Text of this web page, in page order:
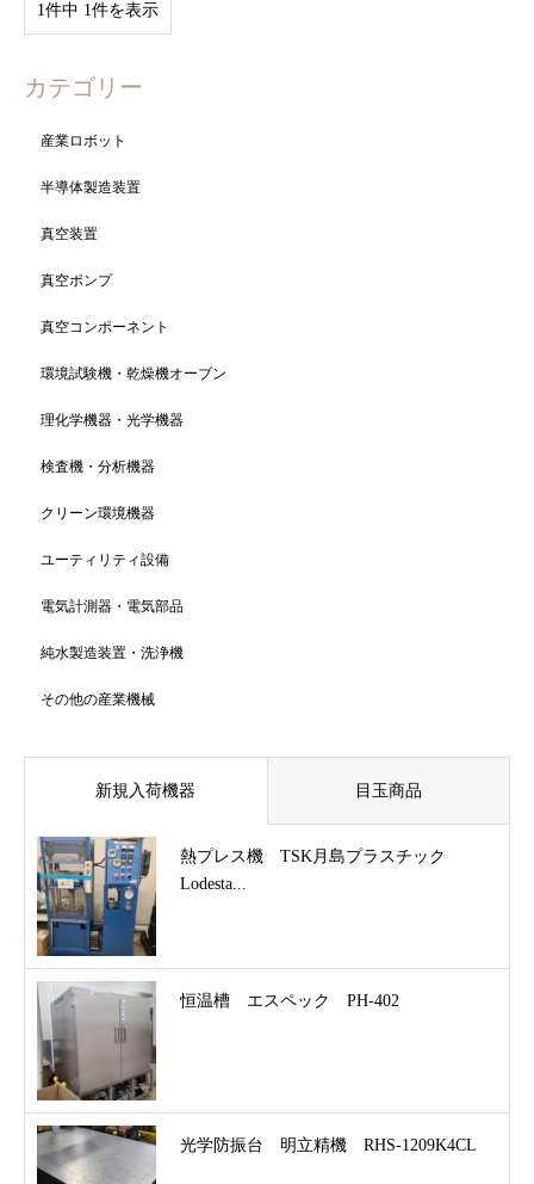
1件中 1件を表示
カテゴリー
産業ロボット
半導体製造装置
真空装置
真空ポンプ
真空コンポーネント
環境試験機・乾燥機オーブン
理化学機器・光学機器
検査機・分析機器
クリーン環境機器
ユーティリティ設備
電気計測器・電気部品
純水製造装置・洗浄機
その他の産業機械
新規入荷機器 目玉商品
熱プレス機 TSK月島プラスチック
Lodesta...
恒温槽 エスペック PH-402
光学防振台 明立精機 RHS-1209K4CL